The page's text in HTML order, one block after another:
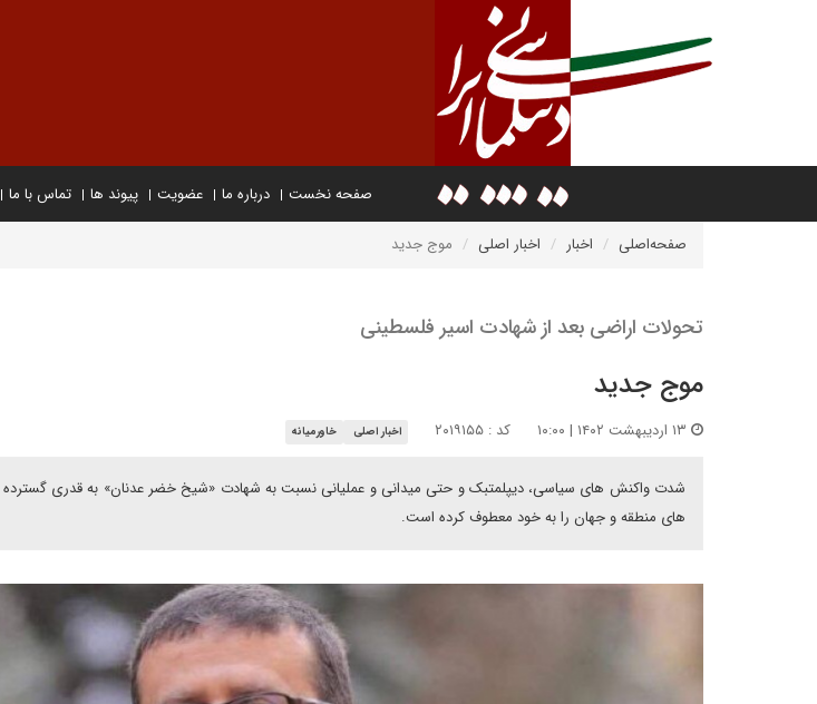
صفحه نخست درباره ما عضویت پیوند ها تماس با ما
صفحه‌اصلی اخبار اخبار اصلی موج جدید
تحولات اراضی بعد از شهادت اسیر فلسطینی
موج جدید
کد : ۲۰۱۹۱۵۵ اخبار اصلی خاورمیانه
شدت واکنش های سیاسی، دیپلمتبک و حتی میدانی و عملیانی نسبت به شهادت «شیخ خضر عدنان» به قدری گسترده
های منطقه و جهان را به خود معطوف کرده است.